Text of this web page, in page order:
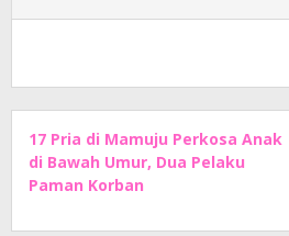
17 Pria di Mamuju Perkosa Anak
di Bawah Umur, Dua Pelaku
Paman Korban